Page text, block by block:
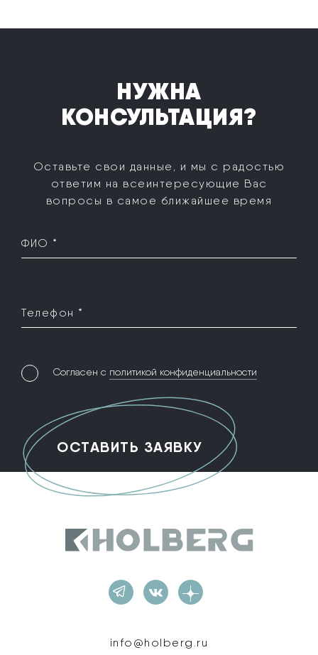
НУЖНА
КОНСУЛЬТАЦИЯ?
Оставьте свои данные, и мы с радостью
ответим на все интересующие Вас
вопросы в самое ближайшее время
ФИО *
Телефон *
Согласен с политикой конфиденциальности
info@holberg.ru